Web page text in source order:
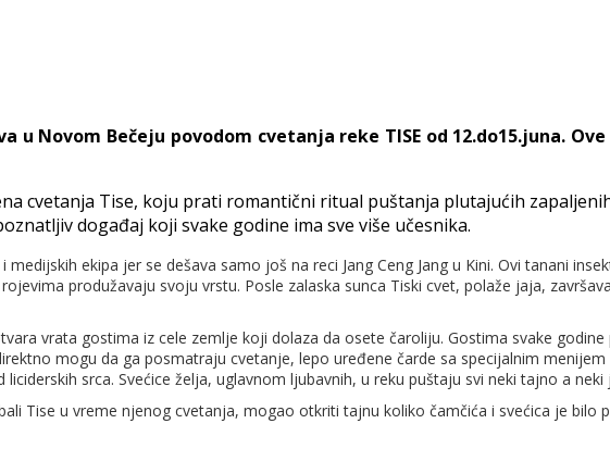
u Novom Bečeju povodom cvetanja reke TISE od 12.do15.juna.
cvetanja Tise, koju prati romantični ritual puštanja plutajućih
događaj koji svake godine ima sve više učesnika.
ekipa jer se dešava samo još na reci Jang Ceng Jang u Kini. Ovi tanani
produžavaju svoju vrstu. Posle zalaska sunca Tiski cvet, polaže jaja,
vrata gostima iz cele zemlje koji dolaza da osete čaroliju. Gostima svake
mogu da ga posmatraju cvetanje, lepo uređene čarde sa specijalnim menijem
srca. Svećice želja, uglavnom ljubavnih, u reku puštaju svi neki tajno a
Tise u vreme njenog cvetanja, mogao otkriti tajnu koliko čamčića i svećica je bilo